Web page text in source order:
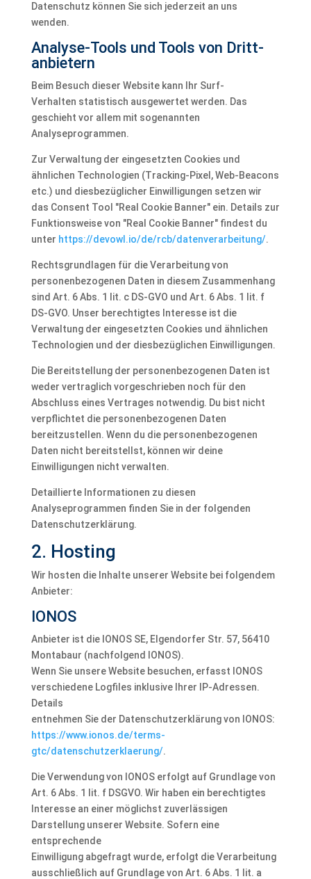
Datenschutz können Sie sich jederzeit an uns
wenden.
Analyse-Tools und Tools von Dritt­
anbietern
Beim Besuch dieser Website kann Ihr Surf-
Verhalten statistisch ausgewertet werden. Das
geschieht vor allem mit sogenannten
Analyseprogrammen.
Zur Verwaltung der eingesetzten Cookies und
ähnlichen Technologien (Tracking-Pixel, Web-Beacons
etc.) und diesbezüglicher Einwilligungen setzen wir
das Consent Tool "Real Cookie Banner" ein. Details zur
Funktionsweise von "Real Cookie Banner" findest du
unter https://devowl.io/de/rcb/datenverarbeitung/.
Rechtsgrundlagen für die Verarbeitung von
personenbezogenen Daten in diesem Zusammenhang
sind Art. 6 Abs. 1 lit. c DS-GVO und Art. 6 Abs. 1 lit. f
DS-GVO. Unser berechtigtes Interesse ist die
Verwaltung der eingesetzten Cookies und ähnlichen
Technologien und der diesbezüglichen Einwilligungen.
Die Bereitstellung der personenbezogenen Daten ist
weder vertraglich vorgeschrieben noch für den
Abschluss eines Vertrages notwendig. Du bist nicht
verpflichtet die personenbezogenen Daten
bereitzustellen. Wenn du die personenbezogenen
Daten nicht bereitstellst, können wir deine
Einwilligungen nicht verwalten.
Detaillierte Informationen zu diesen
Analyseprogrammen finden Sie in der folgenden
Datenschutzerklärung.
2. Hosting
Wir hosten die Inhalte unserer Website bei folgendem
Anbieter:
IONOS
Anbieter ist die IONOS SE, Elgendorfer Str. 57, 56410
Montabaur (nachfolgend IONOS).
Wenn Sie unsere Website besuchen, erfasst IONOS
verschiedene Logfiles inklusive Ihrer IP-Adressen.
Details
entnehmen Sie der Datenschutzerklärung von IONOS:
https://www.ionos.de/terms-
gtc/datenschutzerklaerung/.
Die Verwendung von IONOS erfolgt auf Grundlage von
Art. 6 Abs. 1 lit. f DSGVO. Wir haben ein berechtigtes
Interesse an einer möglichst zuverlässigen
Darstellung unserer Website. Sofern eine
entsprechende
Einwilligung abgefragt wurde, erfolgt die Verarbeitung
ausschließlich auf Grundlage von Art. 6 Abs. 1 lit. a